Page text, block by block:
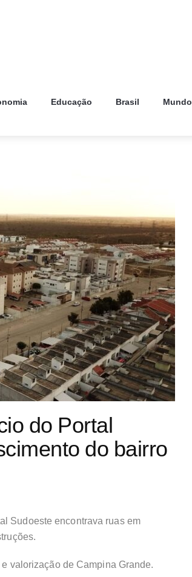
Educação Brasil Mundo
do Portal
do bairro
Sudoeste encontrava ruas em
valorização de Campina Grande.